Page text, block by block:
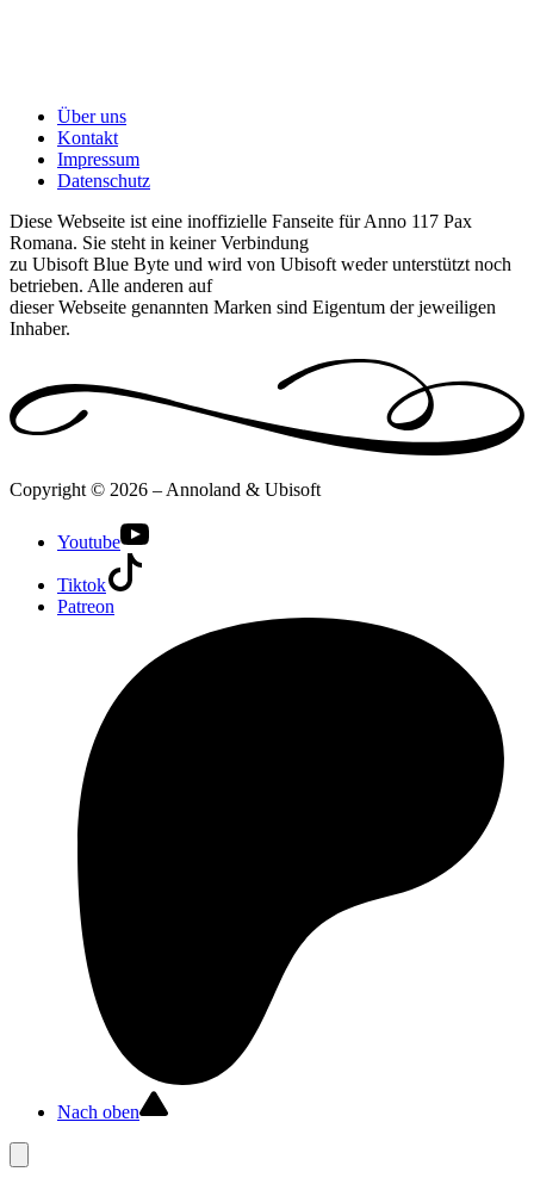
Über uns
Kontakt
Impressum
Datenschutz
Diese Webseite ist eine inoffizielle Fanseite für Anno 117 Pax
Romana. Sie steht in keiner Verbindung
zu Ubisoft Blue Byte und wird von Ubisoft weder unterstützt noch
betrieben. Alle anderen auf
dieser Webseite genannten Marken sind Eigentum der jeweiligen
Inhaber.
Copyright © 2026 – Annoland & Ubisoft
Youtube
Tiktok
Patreon
Nach oben